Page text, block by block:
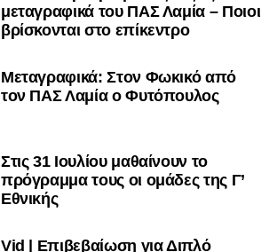
μεταγραφικά του ΠΑΣ Λαμία – Ποιοι
βρίσκονται στο επίκεντρο
Μεταγραφικά: Στον Φωκικό από
τον ΠΑΣ Λαμία ο Φυτόπουλος
Στις 31 Ιουλίου μαθαίνουν το
πρόγραμμα τους οι ομάδες της Γ’
Εθνικής
Vid | Επιβεβαίωση για Διπλό